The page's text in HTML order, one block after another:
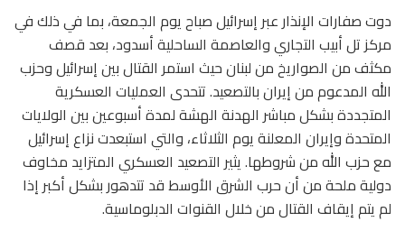
دوت صفارات الإنذار عبر إسرائيل صباح يوم الجمعة، بما في ذلك في
مركز تل أبيب التجاري والعاصمة الساحلية أسدود، بعد قصف
مكثف من الصواريخ من لبنان حيث استمر القتال بين إسرائيل وحزب
الله المدعوم من إيران بالتصعيد. تتحدى العمليات العسكرية
المتجددة بشكل مباشر الهدنة الهشة لمدة أسبوعين بين الولايات
المتحدة وإيران المعلنة يوم الثلاثاء، والتي استبعدت نزاع إسرائيل
مع حزب الله من شروطها. يثير التصعيد العسكري المتزايد مخاوف
دولية ملحة من أن حرب الشرق الأوسط قد تتدهور بشكل أكبر إذا
لم يتم إيقاف القتال من خلال القنوات الدبلوماسية.